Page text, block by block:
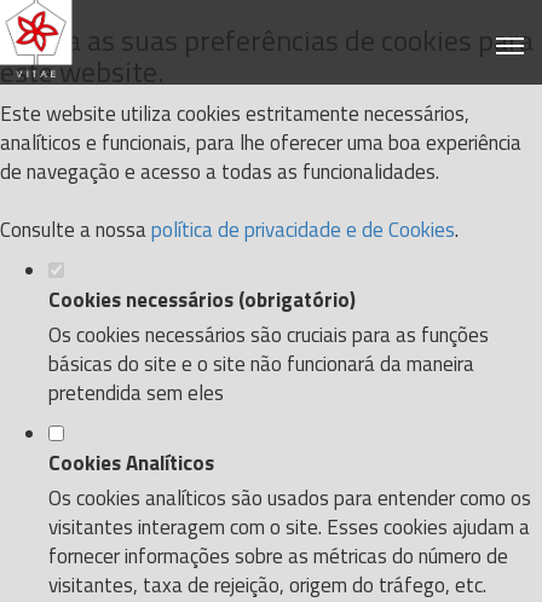
Defina as suas preferências de cookies para
este website.
Este website utiliza cookies estritamente necessários,
analíticos e funcionais, para lhe oferecer uma boa experiência
de navegação e acesso a todas as funcionalidades.
Consulte a nossapolítica de privacidade e de Cookies.
Cookies necessários (obrigatório)
Os cookies necessários são cruciais para as funções
básicas do site e o site não funcionará da maneira
pretendida sem eles
Cookies Analíticos
Os cookies analíticos são usados para entender como os
visitantes interagem com o site. Esses cookies ajudam a
fornecer informações sobre as métricas do número de
visitantes, taxa de rejeição, origem do tráfego, etc.